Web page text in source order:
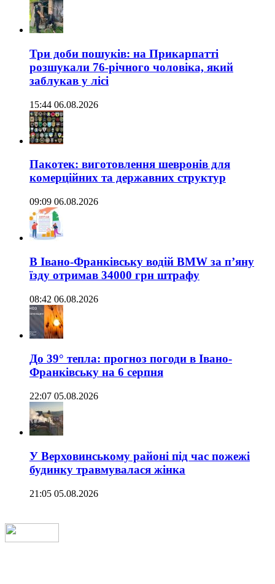
Три доби пошуків: на Прикарпатті
розшукали 76-річного чоловіка, який
заблукав у лісі
15:44 06.08.2026
Пакотек: виготовлення шевронів для
комерційних та державних структур
09:09 06.08.2026
В Івано-Франківську водій BMW за п’яну
їзду отримав 34000 грн штрафу
08:42 06.08.2026
До 39° тепла: прогноз погоди в Івано-
Франківську на 6 серпня
22:07 05.08.2026
У Верховинському районі під час пожежі
будинку травмувалася жінка
21:05 05.08.2026